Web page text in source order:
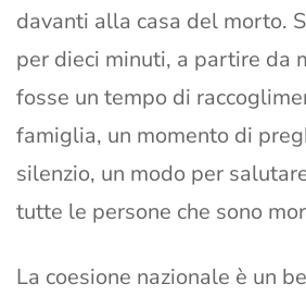
davanti alla casa del morto.
per dieci minuti, a partire da
fosse un tempo di
famiglia, un momento di
silenzio, un modo per
tutte le persone che sono
La coesione nazionale è un